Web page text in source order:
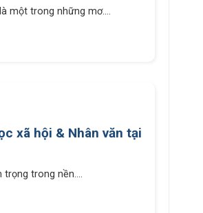
một trong những mơ....
xã hội & Nhân văn tại
trọng trong nền....